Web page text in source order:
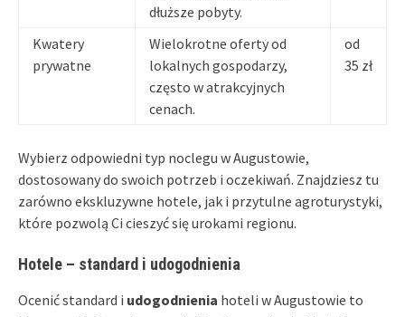
dłuższe pobyty.
Kwatery
prywatne
Wielokrotne oferty od
lokalnych gospodarzy,
często w atrakcyjnych
cenach.
od
35 zł
Wybierz odpowiedni typ noclegu w Augustowie,
dostosowany do swoich potrzeb i oczekiwań. Znajdziesz tu
zarówno ekskluzywne hotele, jak i przytulne agroturystyki,
które pozwolą Ci cieszyć się urokami regionu.
Hotele – standard i udogodnienia
Ocenić standard i udogodnienia hoteli w Augustowie to